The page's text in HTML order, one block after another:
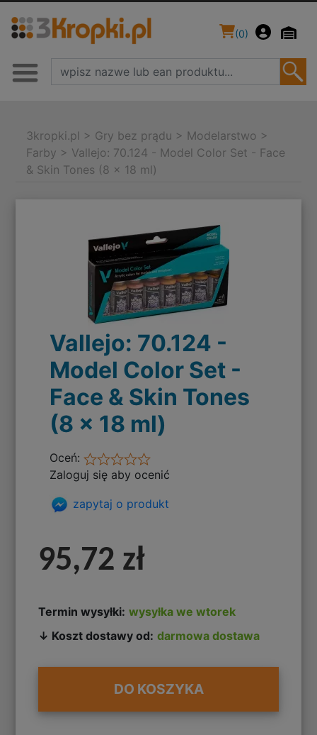
(0)
3kropki.pl > Gry bez prądu > Modelarstwo >
Farby > Vallejo: 70.124 - Model Color Set - Face
& Skin Tones (8 x 18 ml)
Vallejo: 70.124 -
Model Color Set -
Face & Skin Tones
(8 x 18 ml)
Oceń:
Zaloguj się aby ocenić
zapytaj o produkt
95,72 zł
Termin wysyłki: wysyłka we wtorek
↓ Koszt dostawy od: darmowa dostawa
DO KOSZYKA